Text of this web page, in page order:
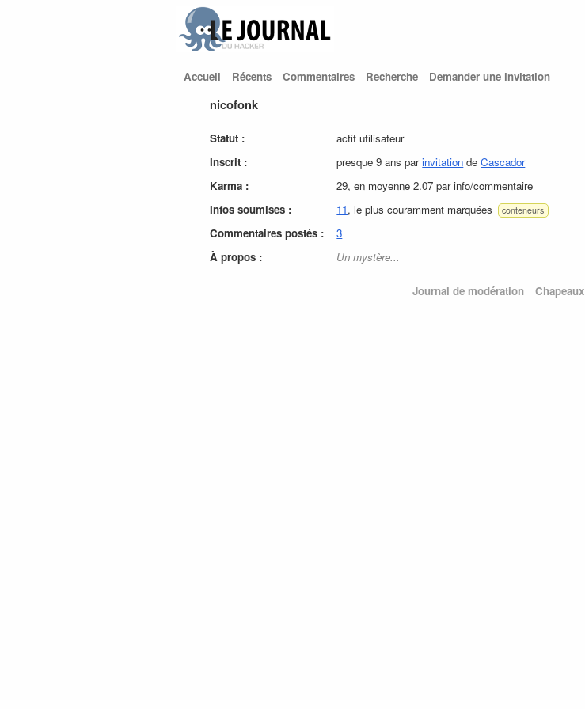
Accueil Récents Commentaires Recherche Demander une invitation
nicofonk
Statut :
actif utilisateur
Inscrit :
presque 9 ans parinvitation deCascador
Karma :
29, en moyenne 2.07 par info/commentaire
Infos soumises :
11, le plus couramment marquées conteneurs
Commentaires postés :
3
À propos :
Un mystère...
Journal de modération Chapeaux